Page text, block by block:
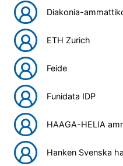
Diakonia-
ETH Zurich
Feide
Funidata IDP
HAAGA-HELIA
Hanken Svenska